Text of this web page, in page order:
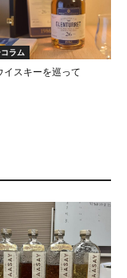
ラム
イスキーを巡って